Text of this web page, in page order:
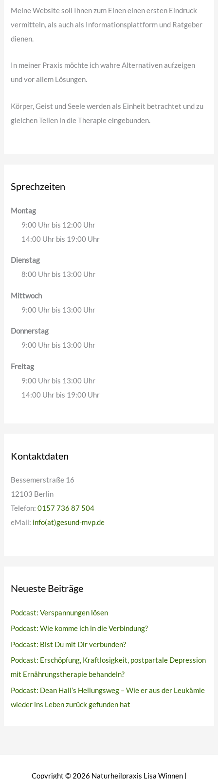
Meine Website soll Ihnen zum Einen einen ersten Eindruck
vermitteln, als auch als Informationsplattform und Ratgeber
dienen.
In meiner Praxis möchte ich wahre Alternativen aufzeigen
und vor allem Lösungen.
Körper, Geist und Seele werden als Einheit betrachtet und zu
gleichen Teilen in die Therapie eingebunden.
Sprechzeiten
Montag
9:00 Uhr bis 12:00 Uhr
14:00 Uhr bis 19:00 Uhr
Dienstag
8:00 Uhr bis 13:00 Uhr
Mittwoch
9:00 Uhr bis 13:00 Uhr
Donnerstag
9:00 Uhr bis 13:00 Uhr
Freitag
9:00 Uhr bis 13:00 Uhr
14:00 Uhr bis 19:00 Uhr
Kontaktdaten
Bessemerstraße 16
12103 Berlin
Telefon:0157 736 87 504
eMail: info(at)gesund-mvp.de
Neueste Beiträge
Podcast: Verspannungen lösen
Podcast: Wie komme ich in die Verbindung?
Podcast: Bist Du mit Dir verbunden?
Podcast: Erschöpfung, Kraftlosigkeit, postpartale Depression
mit Ernährungstherapie behandeln?
Podcast: Dean Hall’s Heilungsweg – Wie er aus der Leukämie
wieder ins Leben zurück gefunden hat
Copyright © 2026 Naturheilpraxis Lisa Winnen|